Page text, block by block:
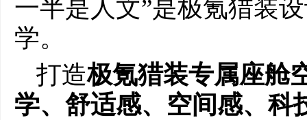
一半是人文”是极氪猎装
学。
打造极氪猎装专属座舱
学、舒适感、空间感、科